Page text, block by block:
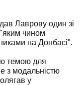
Лаврову один зі
"яким чином
на Донбасі".
темою для
з модальністю
у